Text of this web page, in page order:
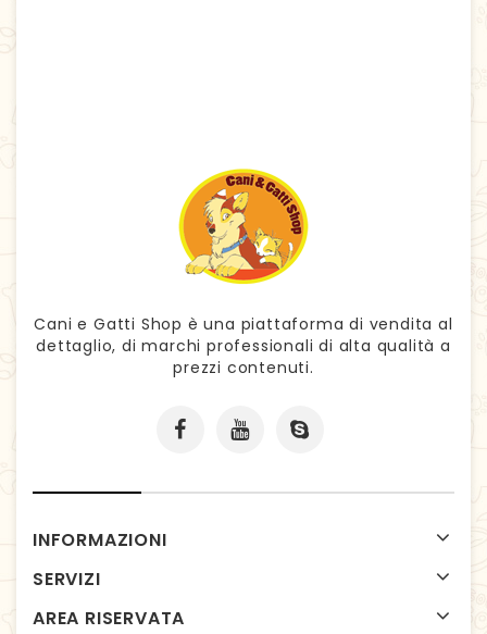
Cani e Gatti Shop è una piattaforma di vendita al
dettaglio, di marchi professionali di alta qualità a
prezzi contenuti.
INFORMAZIONI
SERVIZI
AREA RISERVATA